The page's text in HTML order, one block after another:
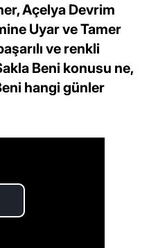
Açelya Devrim
Uyar ve Tamer
ve renkli
Beni konusu ne,
hangi günler